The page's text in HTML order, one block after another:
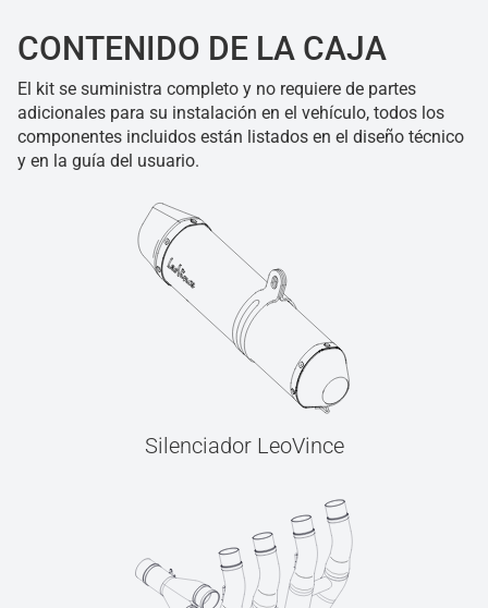
CONTENIDO DE LA CAJA
El kit se suministra completo y no requiere de partes
adicionales para su instalación en el vehículo, todos los
componentes incluidos están listados en el diseño técnico
y en la guía del usuario.
Silenciador LeoVince